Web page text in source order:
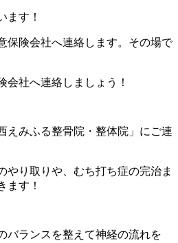
ます！
保険会社へ連絡します。その場で
会社へ連絡しましょう！
えみふる整骨院・整体院」にご連
やり取りや、むち打ち症の完治ま
ます！
バランスを整えて神経の流れを